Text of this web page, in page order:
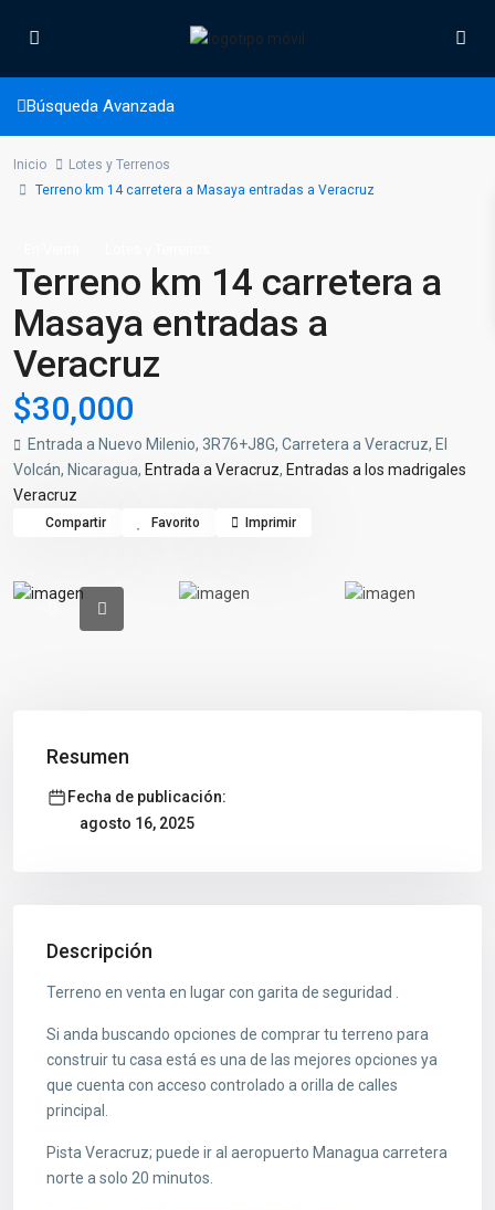
Búsqueda Avanzada
Inicio
Lotes y Terrenos
Terreno km 14 carretera a Masaya entradas a Veracruz
Terreno km 14 carretera a
Masaya entradas a
Veracruz
$30,000
Entrada a Nuevo Milenio, 3R76+J8G, Carretera a Veracruz, El
Volcán, Nicaragua, Entrada a Veracruz, Entradas a los madrigales
Veracruz
Compartir Favorito Imprimir
Resumen
Fecha de publicación:
agosto 16, 2025
Descripción
Terreno en venta en lugar con garita de seguridad .
Si anda buscando opciones de comprar tu terreno para
construir tu casa está es una de las mejores opciones ya
que cuenta con acceso controlado a orilla de calles
principal.
Pista Veracruz; puede ir al aeropuerto Managua carretera
norte a solo 20 minutos.